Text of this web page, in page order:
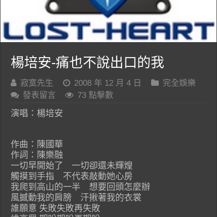
楊培安-痛也不說出口的我
寂寞先生 2008 年 12 月 4 日
完全娛樂
發表留言
73 點擊數
演唱：楊培安
作曲：陳國華
作詞：陳樂融
一切早開始了 一切卻還未輝煌
觸摸到手指 不代表敲動她心房
我爬到高山的一半 想要回頭怎麼辦
風撼動我的肩膀 汗揪著我的衣裳
誰願意 失敗失敗再失敗